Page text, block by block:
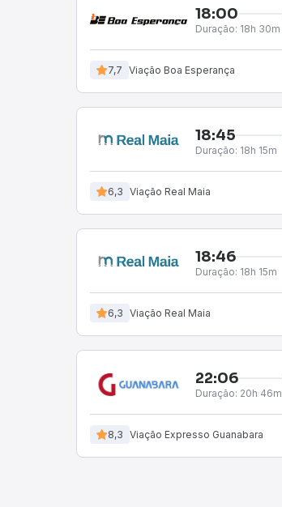
18:00
Duração: 18h 30m
7,7 Viação Boa Esperança
18:45
Duração: 18h 15m
6,3 Viação Real Maia
18:46
Duração: 18h 15m
6,3 Viação Real Maia
22:06
Duração: 20h 46m
8,3 Viação Expresso Guanabara